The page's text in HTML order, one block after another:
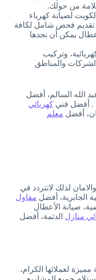
من حولك.
لصيانة كهرباء
فحص شامل لكافة
يمكن أن نجدها
وتركيب
والمناطق
الله السالم، أفضل
. أفضل فني كهربائي
أفضل معلم
لذلك لاتتردد في
الجابرية، أفضل مقاول
صيانة الأعطال
منازل الدثمة، أفضل
لعملائها الكرام،